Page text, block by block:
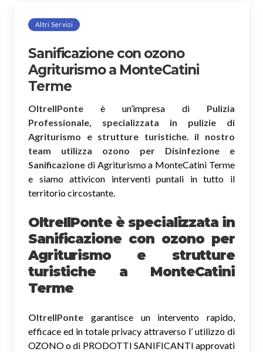
Altri Servizi
Sanificazione con ozono
Agriturismo a MonteCatini
Terme
OltreIlPonte è un’impresa di Pulizia
Professionale, specializzata in pulizie di
Agriturismo e strutture turistiche. il nostro
team utilizza ozono per Disinfezione e
Sanificazione di Agriturismo a MonteCatini Terme
e siamo attivicon interventi puntali in tutto il
territorio circostante.
OltreIlPonte è specializzata in
Sanificazione con ozono per
Agriturismo e strutture
turistiche a MonteCatini
Terme
OltreIlPonte garantisce un intervento rapido,
efficace ed in totale privacy attraverso l’ utilizzo di
OZONO o di PRODOTTI SANIFICANTI approvati